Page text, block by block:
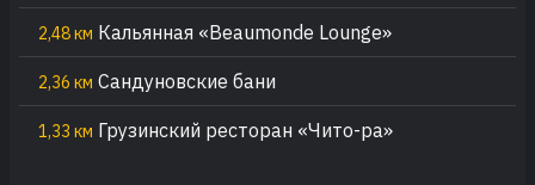
2,48 км Кальянная «Beaumonde Lounge»
2,36 км Сандуновские бани
1,33 км Грузинский ресторан «Чито-ра»